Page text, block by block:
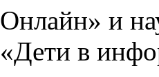
Онлайн» и
«Дети в